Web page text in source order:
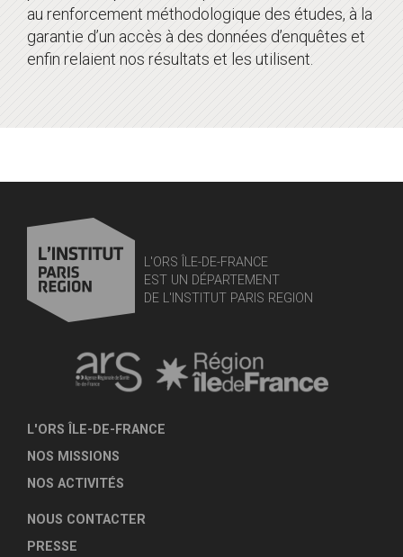
au renforcement méthodologique des études, à la
garantie d’un accès à des données d’enquêtes et
enfin relaient nos résultats et les utilisent.
L'ORS ÎLE-DE-FRANCE
EST UN DÉPARTEMENT
DE L'INSTITUT PARIS REGION
L'ORS ÎLE-DE-FRANCE
NOS MISSIONS
NOS ACTIVITÉS
NOUS CONTACTER
PRESSE